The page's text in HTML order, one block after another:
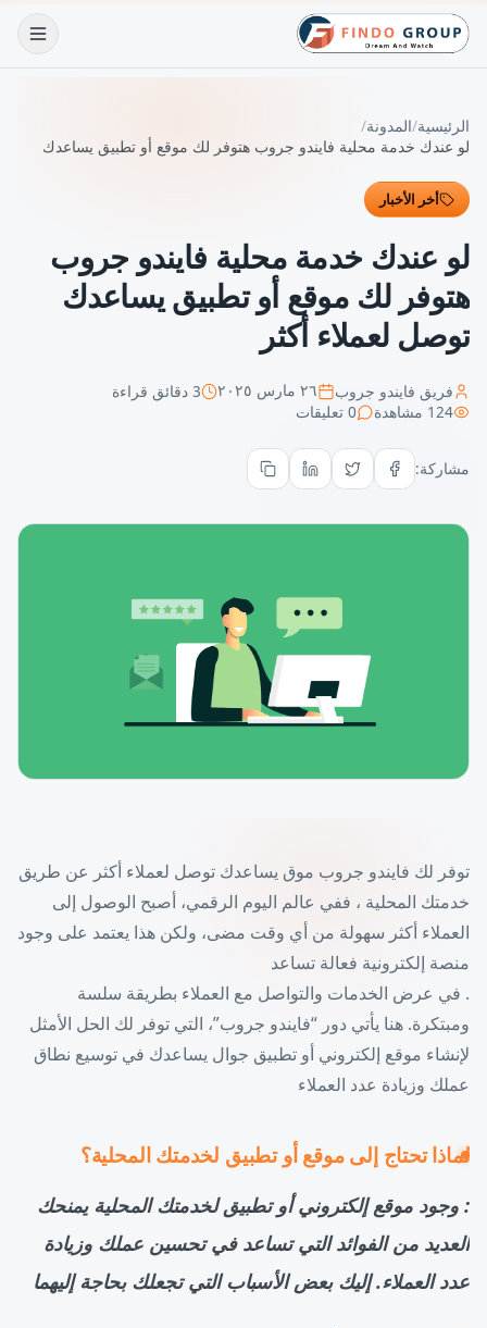
الرئيسية/المدونة/
لو عندك خدمة محلية فايندو جروب هتوفر لك موقع أو تطبيق يساعدك
أخر الأخبار
لو عندك خدمة محلية فايندو جروب
هتوفر لك موقع أو تطبيق يساعدك
توصل لعملاء أكثر
فريق فايندو جروب ٢٦ مارس ٢٠٢٥ 3 دقائق قراءة
124 مشاهدة 0تعليقات
مشاركة:
توفر لك فايندو جروب موق يساعدك توصل لعملاء أكثر عن طريق
خدمتك المحلية ، ففي عالم اليوم الرقمي، أصبح الوصول إلى
العملاء أكثر سهولة من أي وقت مضى، ولكن هذا يعتمد على وجود
منصة إلكترونية فعالة تساعد
. في عرض الخدمات والتواصل مع العملاء بطريقة سلسة
ومبتكرة. هنا يأتي دور “فايندو جروب”، التي توفر لك الحل الأمثل
لإنشاء موقع إلكتروني أو تطبيق جوال يساعدك في توسيع نطاق
عملك وزيادة عدد العملاء
لماذا تحتاج إلى موقع أو تطبيق لخدمتك المحلية؟
: وجود موقع إلكتروني أو تطبيق لخدمتك المحلية يمنحك
العديد من الفوائد التي تساعد في تحسين عملك وزيادة
عدد العملاء. إليك بعض الأسباب التي تجعلك بحاجة إليهما